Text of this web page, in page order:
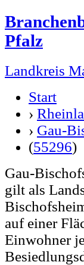
Pfalz
Landkreis
Start
›
› Gau-
(55296)
Gau-
gilt als
auf einer
Einwohner